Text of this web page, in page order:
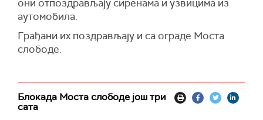
још три сата, са образложењем да ће за то
време бити очишћен простор где је одржан
протест.
Последњи трактори одлазе, полако се
јавља извештач РТС-а.
они отпоздрављају сиренама и узвицима из
аутомобила.
Грађани их поздрављају и са ограде Моста
слободе.
Блокада Моста слободе још три
сата